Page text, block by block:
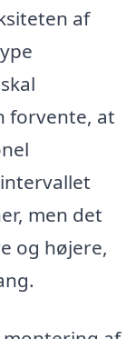
af
forvente, at
men det
og højere,